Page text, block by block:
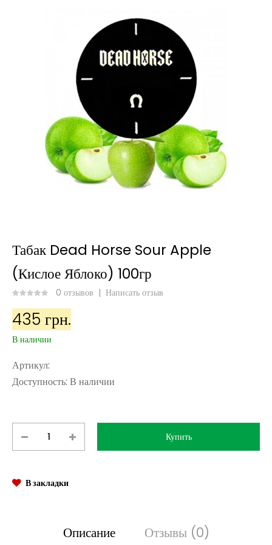
Табак Dead Horse Sour Apple
(Кислое Яблоко) 100гр
0 отзывов | Написать отзыв
435 грн.
В наличии
Артикул:
Доступность: В наличии
В закладки
Описание Отзывы (0)